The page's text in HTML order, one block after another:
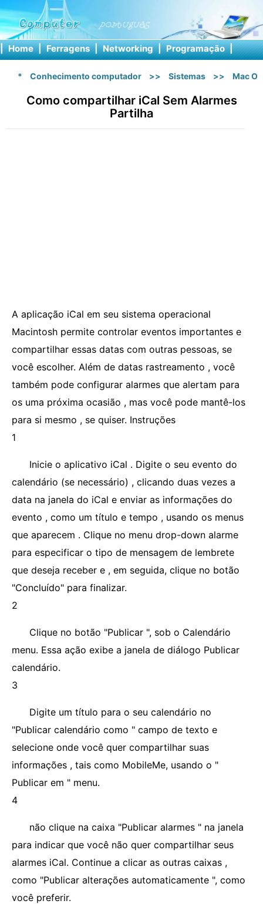
| Home | Ferragens | Networking | Programação |
* Conhecimento computador >> Sistemas >> Mac OS
Como compartilhar iCal Sem Alarmes
Partilha
A aplicação iCal em seu sistema operacional
Macintosh permite controlar eventos importantes e
compartilhar essas datas com outras pessoas, se
você escolher. Além de datas rastreamento , você
também pode configurar alarmes que alertam para
os uma próxima ocasião , mas você pode mantê-los
para si mesmo , se quiser. Instruções
1
Inicie o aplicativo iCal . Digite o seu evento do
calendário (se necessário) , clicando duas vezes a
data na janela do iCal e enviar as informações do
evento , como um título e tempo , usando os menus
que aparecem . Clique no menu drop-down alarme
para especificar o tipo de mensagem de lembrete
que deseja receber e , em seguida, clique no botão
"Concluído" para finalizar.
2
Clique no botão "Publicar ", sob o Calendário
menu. Essa ação exibe a janela de diálogo Publicar
calendário.
3
Digite um título para o seu calendário no
"Publicar calendário como " campo de texto e
selecione onde você quer compartilhar suas
informações , tais como MobileMe, usando o "
Publicar em " menu.
4
não clique na caixa "Publicar alarmes " na janela
para indicar que você não quer compartilhar seus
alarmes iCal. Continue a clicar as outras caixas ,
como "Publicar alterações automaticamente ", como
você preferir.